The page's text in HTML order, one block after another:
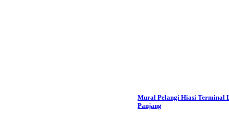
Mural Pelangi Hiasi Terminal
Panjang